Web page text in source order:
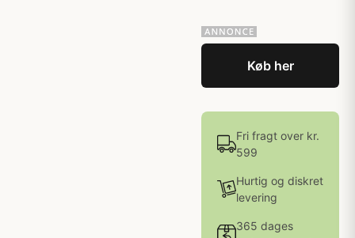
Køb her
Fri fragt over kr.
599
Hurtig og diskret
levering
365 dages